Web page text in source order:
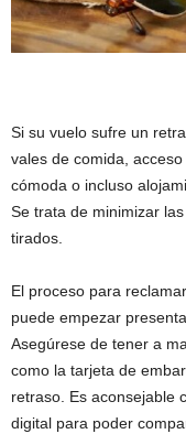
Si su vuelo sufre un
vales de comida,
cómoda o incluso
Se trata de minimizar
tirados.
El proceso para
puede empezar
Asegúrese de tener a
como la tarjeta de
retraso. Es aconsejable
digital para poder